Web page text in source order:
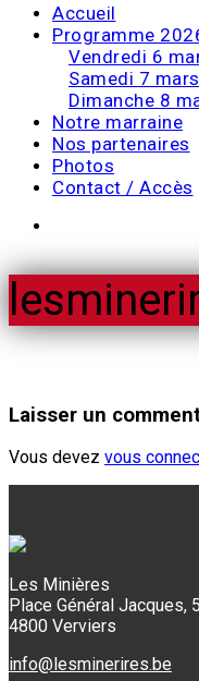
Accueil
Programme
Vendredi 6
Samedi 7
Dimanche 8
Notre marraine
Nos partenaires
Photos
Contact / Accès
Laisser un
Vous devez vous
Les Minières
Place Général Jacques, 5
4800 Verviers
info@lesminerires.be